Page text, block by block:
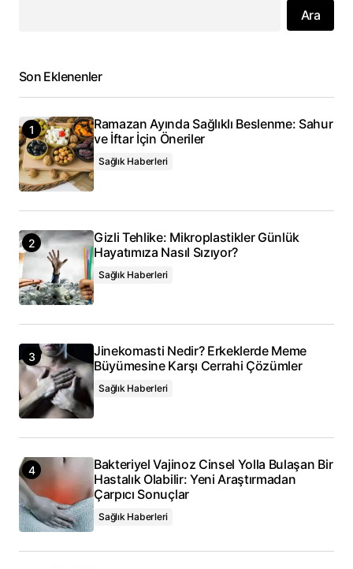
Ara
Son Eklenenler
Ramazan Ayında Sağlıklı Beslenme: Sahur
ve İftar İçin Öneriler
Sağlık Haberleri
Gizli Tehlike: Mikroplastikler Günlük
Hayatımıza Nasıl Sızıyor?
Sağlık Haberleri
Jinekomasti Nedir? Erkeklerde Meme
Büyümesine Karşı Cerrahi Çözümler
Sağlık Haberleri
Bakteriyel Vajinoz Cinsel Yolla Bulaşan Bir
Hastalık Olabilir: Yeni Araştırmadan
Çarpıcı Sonuçlar
Sağlık Haberleri